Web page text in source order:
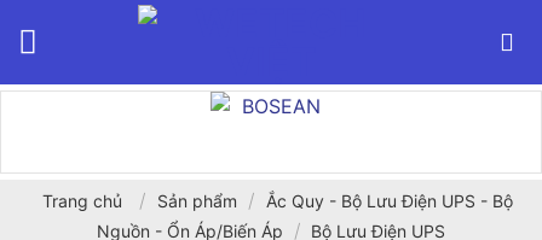
Trang chủ / Sản phẩm /
Ắc Quy - Bộ Lưu Điện UPS - Bộ
Nguồn - Ổn Áp/Biến Áp
/ Bộ Lưu Điện UPS